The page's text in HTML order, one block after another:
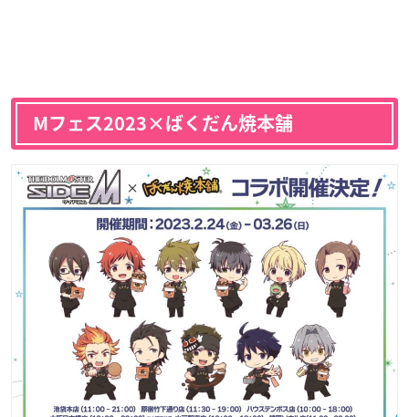
Mフェス2023×ばくだん焼本舗